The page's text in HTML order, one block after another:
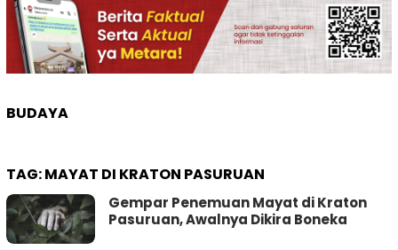
BUDAYA
TAG:MAYAT DI KRATON PASURUAN
Gempar Penemuan Mayat di Kraton
Pasuruan, Awalnya Dikira Boneka